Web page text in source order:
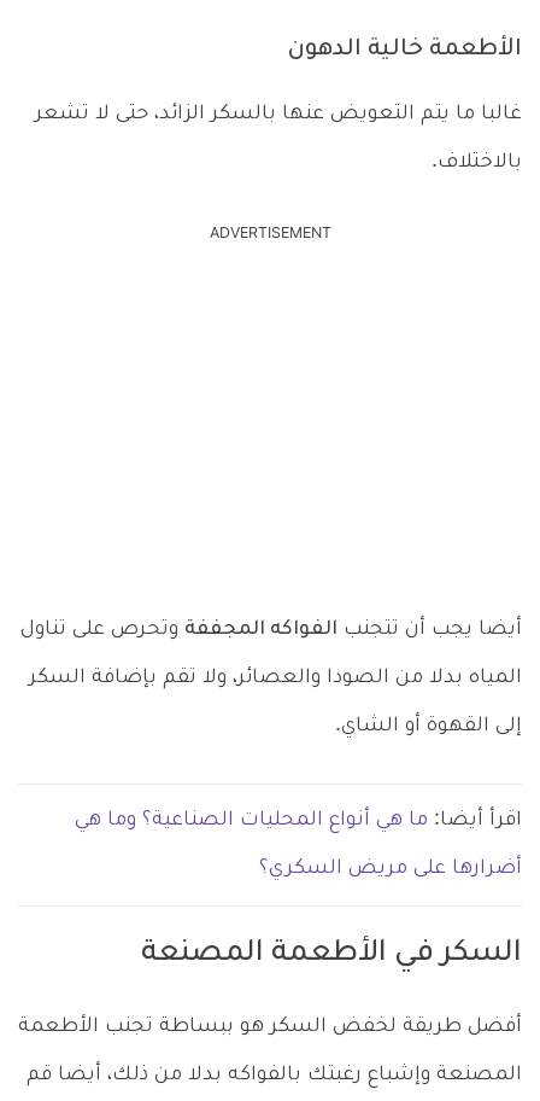
الأطعمة خالية الدهون
غالبا ما يتم التعويض عنها بالسكر الزائد، حتى لا تشعر
بالاختلاف.
ADVERTISEMENT
أيضا يجب أن تتجنب الفواكه المجففة وتحرص على تناول
المياه بدلا من الصودا والعصائر، ولا تقم بإضافة السكر
إلى القهوة أو الشاي.
اقرأ أيضا: ما هي أنواع المحليات الصناعية؟ وما هي
أضرارها على مريض السكري؟
السكر في الأطعمة المصنعة
أفضل طريقة لخفض السكر هو ببساطة تجنب الأطعمة
المصنعة وإشباع رغبتك بالفواكه بدلا من ذلك، أيضا قم